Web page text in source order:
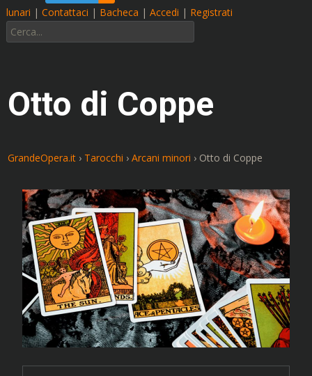
lunari | Contattaci | Bacheca | Accedi | Registrati
Cerca:
Otto di Coppe
GrandeOpera.it › Tarocchi ›Arcani minori › Otto di Coppe